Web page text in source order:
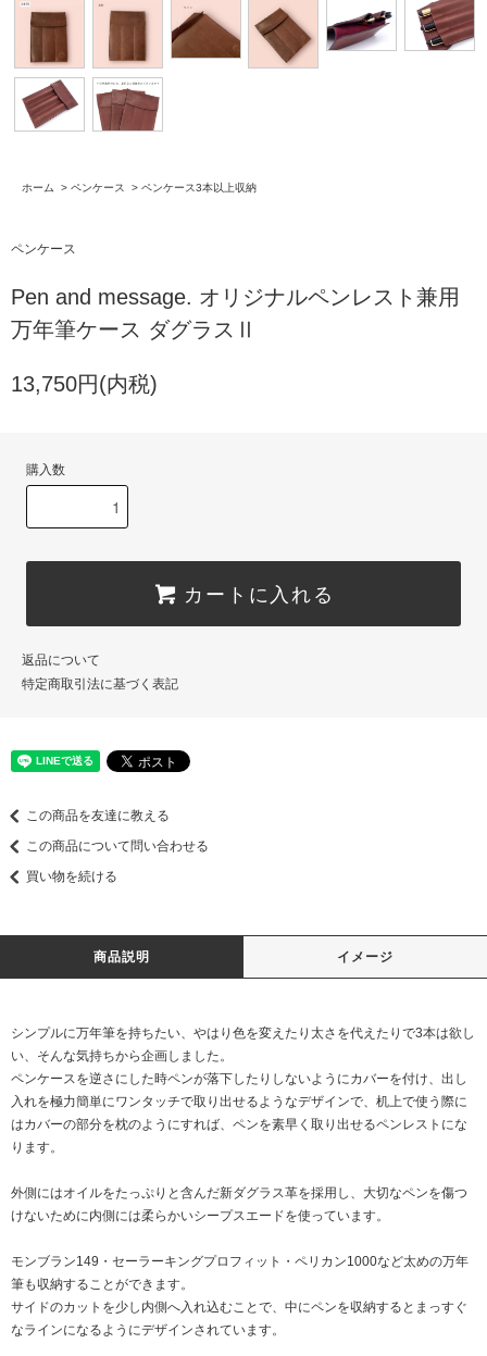
ホーム > ペンケース > ペンケース3本以上収納
ペンケース
Pen and message. オリジナルペンレスト兼用
万年筆ケース ダグラスⅡ
13,750円(内税)
購入数
カートに入れる
返品について
特定商取引法に基づく表記
この商品を友達に教える
この商品について問い合わせる
買い物を続ける
商品説明 イメージ
シンプルに万年筆を持ちたい、やはり色を変えたり太さを代えたりで3本は欲し
い、そんな気持ちから企画しました。
ペンケースを逆さにした時ペンが落下したりしないようにカバーを付け、出し
入れを極力簡単にワンタッチで取り出せるようなデザインで、机上で使う際に
はカバーの部分を枕のようにすれば、ペンを素早く取り出せるペンレストにな
ります。
外側にはオイルをたっぷりと含んだ新ダグラス革を採用し、大切なペンを傷つ
けないために内側には柔らかいシープスエードを使っています。
モンブラン149・セーラーキングプロフィット・ペリカン1000など太めの万年
筆も収納することができます。
サイドのカットを少し内側へ入れ込むことで、中にペンを収納するとまっすぐ
なラインになるようにデザインされています。